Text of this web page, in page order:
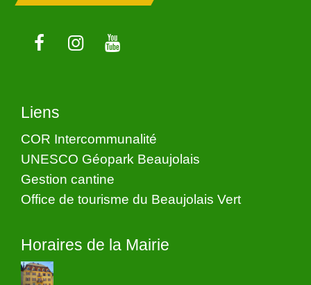
Liens
COR Intercommunalité
UNESCO Géopark Beaujolais
Gestion cantine
Office de tourisme du Beaujolais Vert
Horaires de la Mairie